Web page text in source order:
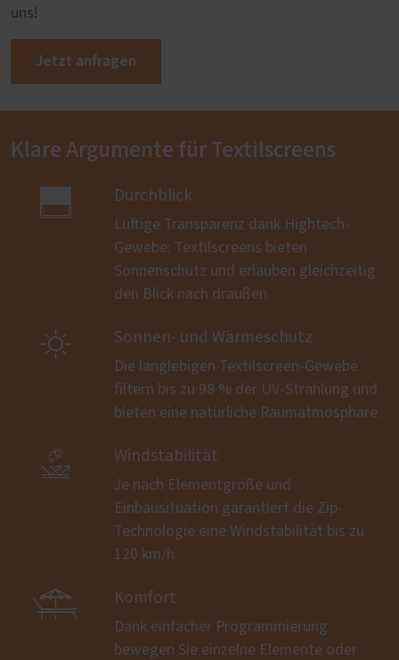
uns!
Jetzt anfragen
Klare Argumente für Textilscreens
 Durchblick
Luftige Transparenz dank Hightech-
Gewebe: Textilscreens bieten
Sonnenschutz und erlauben gleichzeitig
den Blick nach draußen.
 Sonnen- und Wärmeschutz
Die langlebigen Textilscreen-Gewebe
filtern bis zu 98 % der UV-Strahlung und
bieten eine natürliche Raumatmosphäre.
 Windstabilität
Je nach Elementgröße und
Einbausituation garantiert die Zip-
Technologie eine Windstabilität bis zu
120 km/h.
 Komfort
Dank einfacher Programmierung
bewegen Sie einzelne Elemente oder